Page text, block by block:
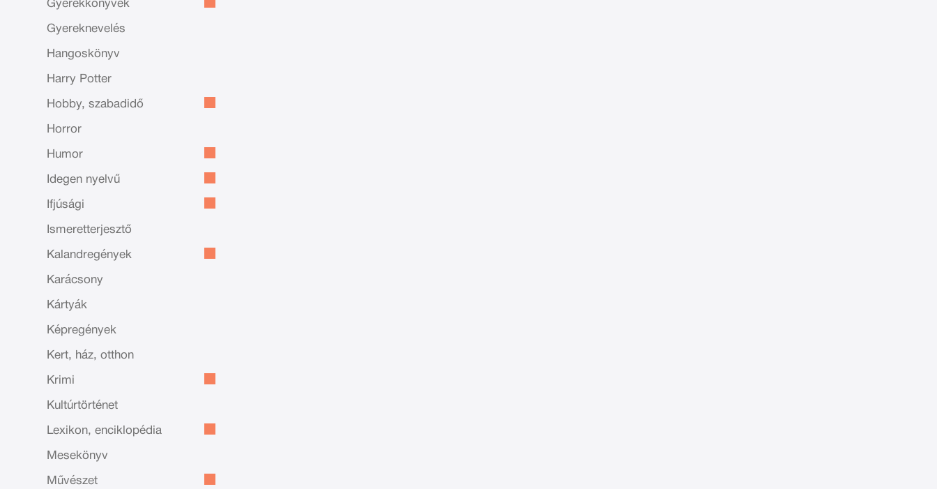
Gyerekkönyvek
Gyereknevelés
Hangoskönyv
Harry Potter
Hobby, szabadidő
Horror
Humor
Idegen nyelvű
Ifjúsági
Ismeretterjesztő
Kalandregények
Karácsony
Kártyák
Képregények
Kert, ház, otthon
Krimi
Kultúrtörténet
Lexikon, enciklopédia
Mesekönyv
Művészet